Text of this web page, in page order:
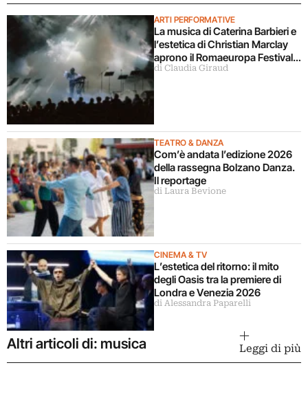
ARTI PERFORMATIVE
La musica di Caterina Barbieri e
l’estetica di Christian Marclay
aprono il Romaeuropa Festival
2026
di Claudia Giraud
TEATRO & DANZA
Com’è andata l’edizione 2026
della rassegna Bolzano Danza.
Il reportage
di Laura Bevione
CINEMA & TV
L’estetica del ritorno: il mito
degli Oasis tra la premiere di
Londra e Venezia 2026
di Alessandra Paparelli
Altri articoli di: musica Leggi di più